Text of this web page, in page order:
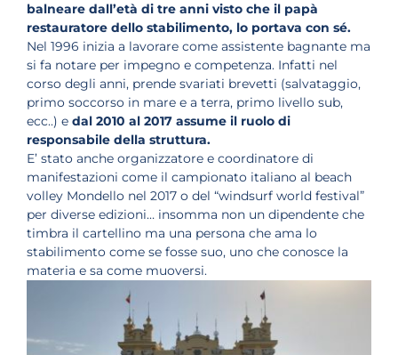
balneare dall’età di tre anni visto che il papà
restauratore dello stabilimento, lo portava con sé.
Nel 1996 inizia a lavorare come assistente bagnante ma
si fa notare per impegno e competenza. Infatti nel
corso degli anni, prende svariati brevetti (salvataggio,
primo soccorso in mare e a terra, primo livello sub,
ecc..) e dal 2010 al 2017 assume il ruolo di
responsabile della struttura.
E’ stato anche organizzatore e coordinatore di
manifestazioni come il campionato italiano al beach
volley Mondello nel 2017 o del “windsurf world festival”
per diverse edizioni… insomma non un dipendente che
timbra il cartellino ma una persona che ama lo
stabilimento come se fosse suo, uno che conosce la
materia e sa come muoversi.